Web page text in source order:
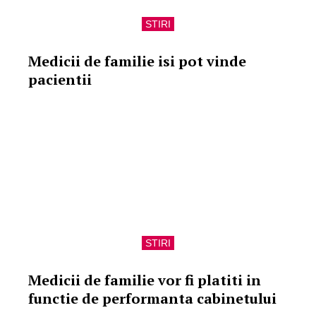
STIRI
Medicii de familie isi pot vinde
pacientii
STIRI
Medicii de familie vor fi platiti in
functie de performanta cabinetului